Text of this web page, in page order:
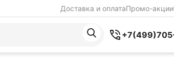
Доставка и оплатаПромо-акции